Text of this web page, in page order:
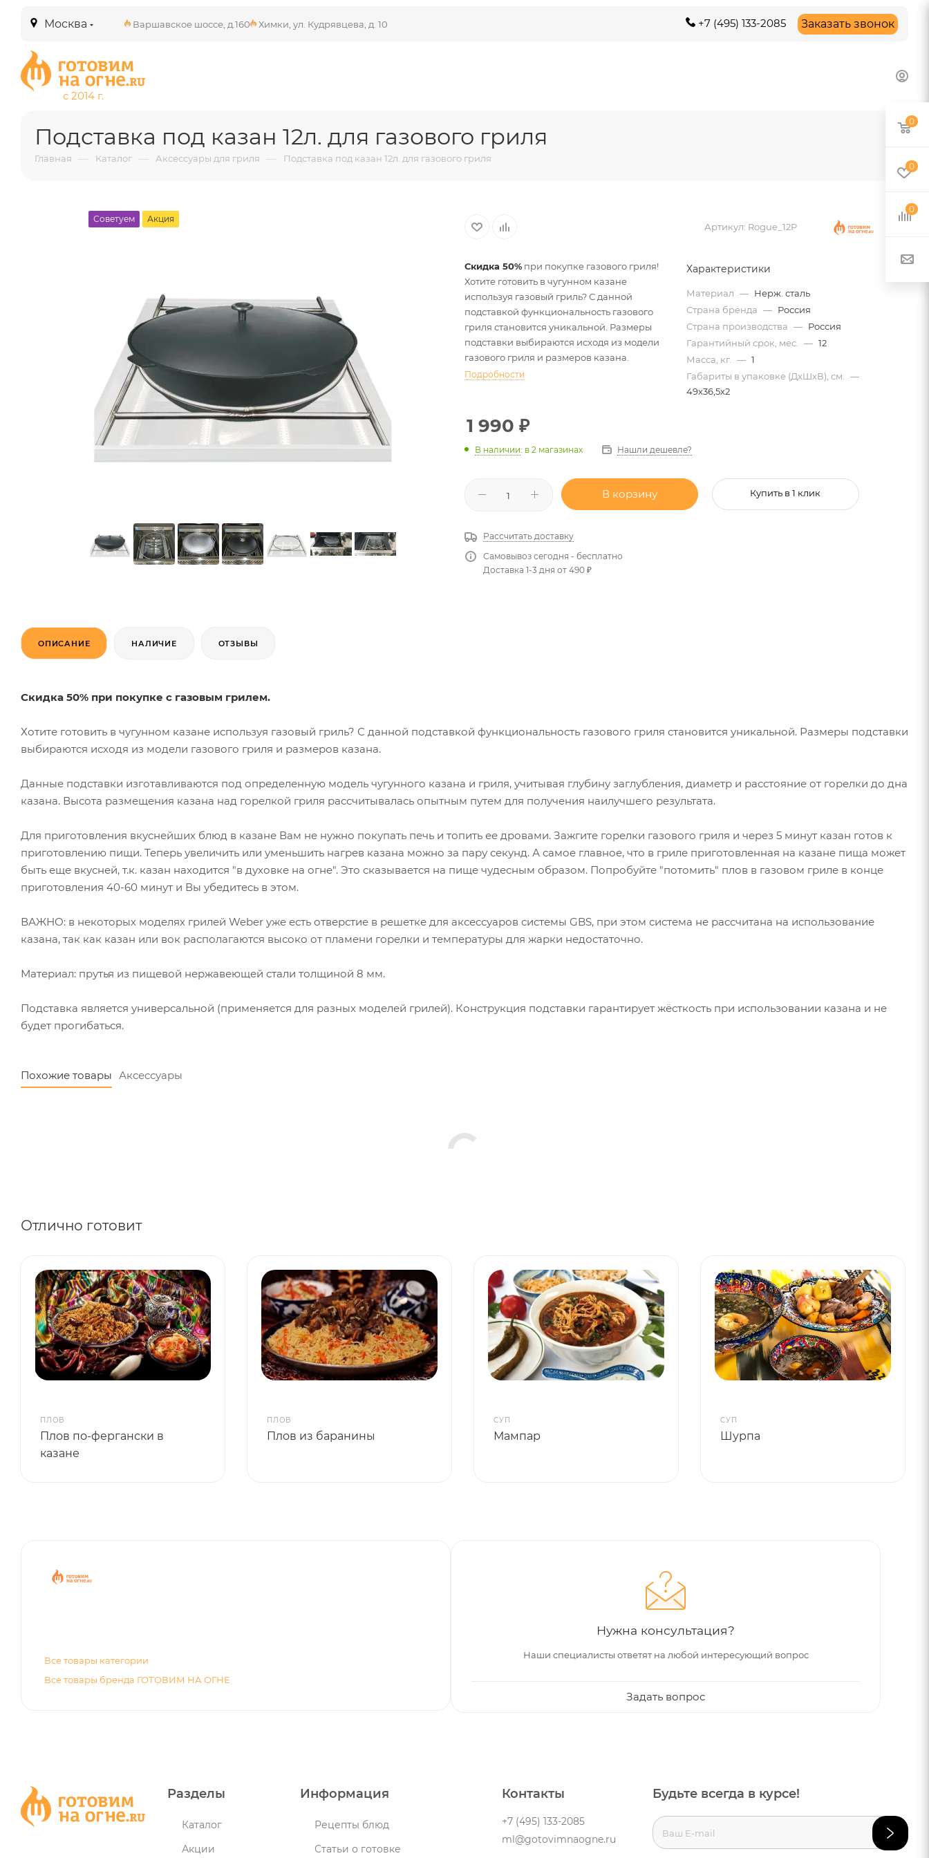
Москва Варшавское шоссе, д.160 Химки, ул. Кудрявцева, д. 10 +7 (495) 133-2085 Заказать звонок
Подставка под казан 12л. для газового гриля
Главная — Каталог — Аксессуары для гриля — Подставка под казан 12л. для газового гриля
Советуем Акция
Артикул: Rogue_12P
Скидка 50% при покупке газового гриля!
Хотите готовить в чугунном казане
используя газовый гриль? С данной
подставкой функциональность газового
гриля становится уникальной. Размеры
подставки выбираются исходя из модели
газового гриля и размеров казана.
Подробности
Характеристики
Материал — Нерж. сталь
Страна бренда — Россия
Страна производства — Россия
Гарантийный срок, мес.
— 12
Масса, кг.
— 1
Габариты в упаковке (ДхШхВ), см.
—
49х36,5х2
1 990 ₽
В наличии: в 2 магазинах Нашли дешевле?
В корзину Купить в 1 клик
Рассчитать доставку
Самовывоз сегодня - бесплатно
Доставка 1-3 дня от 490 ₽
ОПИСАНИЕ НАЛИЧИЕ ОТЗЫВЫ
Скидка 50% при покупке с газовым грилем.
Хотите готовить в чугунном казане используя газовый гриль? С данной подставкой функциональность газового гриля становится уникальной. Размеры подставки
выбираются исходя из модели газового гриля и размеров казана.
Данные подставки изготавливаются под определенную модель чугунного казана и гриля, учитывая глубину заглубления, диаметр и расстояние от горелки до дна
казана. Высота размещения казана над горелкой гриля рассчитывалась опытным путем для получения наилучшего результата.
Для приготовления вкуснейших блюд в казане Вам не нужно покупать печь и топить ее дровами. Зажгите горелки газового гриля и через 5 минут казан готов к
приготовлению пищи. Теперь увеличить или уменьшить нагрев казана можно за пару секунд. А самое главное, что в гриле приготовленная на казане пища может
быть еще вкусней, т.к. казан находится "в духовке на огне". Это сказывается на пище чудесным образом. Попробуйте "потомить" плов в газовом гриле в конце
приготовления 40-60 минут и Вы убедитесь в этом.
ВАЖНО: в некоторых моделях грилей Weber уже есть отверстие в решетке для аксессуаров системы GBS, при этом система не рассчитана на использование
казана, так как казан или вок располагаются высоко от пламени горелки и температуры для жарки недостаточно.
Материал: прутья из пищевой нержавеющей стали толщиной 8 мм.
Подставка является универсальной (применяется для разных моделей грилей). Конструкция подставки гарантирует жёсткость при использовании казана и не
будет прогибаться.
Похожие товары Аксессуары
Отлично готовит
ПЛОВ
Плов по-фергански в
казане
ПЛОВ
Плов из баранины
СУП
Мампар
СУП
Шурпа
Все товары категории
Все товары бренда ГОТОВИМ НА ОГНЕ
Нужна консультация?
Наши специалисты ответят на любой интересующий вопрос
Задать вопрос
Разделы
Каталог
Акции
Информация
Рецепты блюд
Статьи о готовке
Контакты
+7 (495) 133-2085
ml@gotovimnaogne.ru
Будьте всегда в курсе!
0
0
0